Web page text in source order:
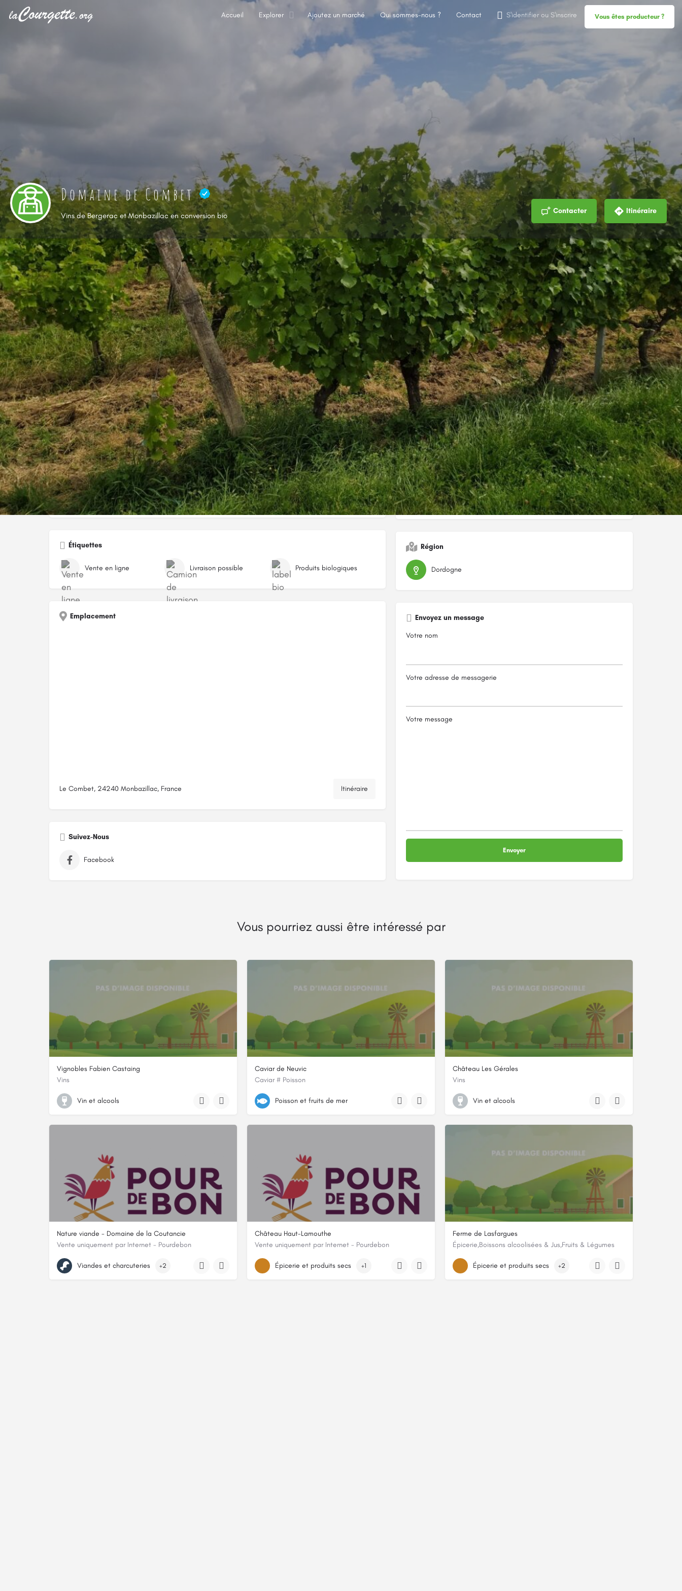
Accueil Explorer Ajoutez un marché Qui sommes-nous ? Contact S'identifier ou S'inscrire Vous êtes producteur ?
Domaine de Combet
Vins de Bergerac et Monbazillac en conversion bio Contacter Itinéraire
Profil Avis 0 Marchés
Appelez Site web Laissez un avis Partagez Signalez
Description
Exploitation viticole familiale depuis 1896.
Matthieu et David, fraîchement reconvertis professionnellement, s'associent en 2019 à Daniel afin de
reprendre le domaine et d'écrire une nouvelle page de son histoire.
Labellisée Haute Valeur Environnementale depuis 2014
En conversion vers l'Agriculture Biologique depuis 2018, les vins issus du millésime 2021 seront certifiés
AB
Catégories
Vin et alcools
Étiquettes
Vente en ligne Livraison possible Produits biologiques
Emplacement
Le Combet, 24240 Monbazillac, France Itinéraire
Suivez-Nous
Facebook
Uniquement sur rendez-vous
Horaire d'ouverture aujourd'hui: Uniquement sur rendez-vous
Annonce
Galerie d'image
Région
Dordogne
Envoyez un message
Votre nom
Votre adresse de messagerie
Votre message
Vous pourriez aussi être intéressé par
Vignobles Fabien Castaing
Vins
+33 5 53 58 41 20
Domaine de Moulin-Pouzy, , 12 Route des Rivailles, , 24240, CUNEGES
Vin et alcools
Caviar de Neuvic
Caviar # Poisson
+33 5 53 80 89 57
Poisson et fruits de mer
Château Les Gérales
Vins
+33 6 83 07 27 28
Vin et alcools
Nature viande - Domaine de la Coutancie
Vente uniquement par Internet - Pourdebon
15 bis rue jacques le lorrain, 24100, Bergerac, Dordogne
Viandes et charcuteries +2
Château Haut-Lamouthe
Vente uniquement par Internet - Pourdebon
56 Route de La Mouthe, 24680, Lamonzie-Saint-Martin, Dordogne
Épicerie et produits secs +1
Ferme de Lasfargues
Épicerie,Boissons alcoolisées & Jus,Fruits & Légumes
Moncalou
Épicerie et produits secs +2